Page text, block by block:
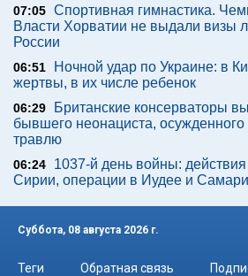
07:05 Спортивная гимнастика.
Власти Хорватии не выдали визы
России
06:51
Ночной удар по Украине: в
жертвы, в их числе ребенок
06:29
Британские консерваторы
бывшего неонациста, осужденного
травлю
06:24
1037-й день войны:
Сирии, операции в Иудее и
Суббота, 08 августа 2026 г.
Теги Обратная связь